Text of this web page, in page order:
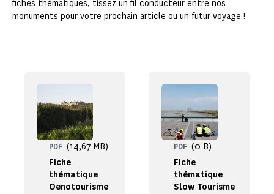
fiches thématiques, tissez un fil conducteur entre nos
monuments pour votre prochain article ou un futur voyage !
Fiche
thématique
Oenotourisme
PDF (14,67 MB)
Fiche
thématique
Slow Tourisme
PDF (0 B)